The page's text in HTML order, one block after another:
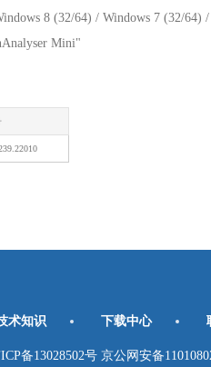
8 (32/64) / Windows 7 (32/64) /
Mini"
术知识 下载中心
备13028502号 京公网安备